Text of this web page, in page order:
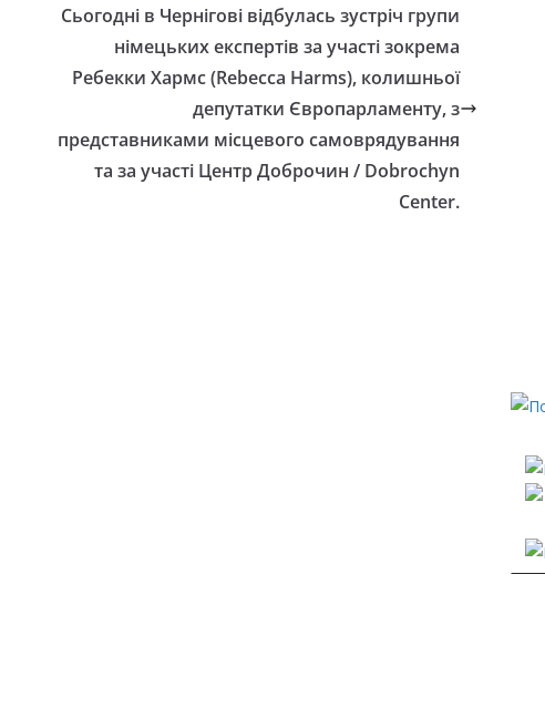
Сьогодні в Чернігові відбулась зустріч групи
німецьких експертів за участі зокрема
Ребекки Хармс (Rebecca Harms), колишньої
депутатки Європарламенту, з
представниками місцевого самоврядування
та за участі Центр Доброчин / Dobrochyn
Center.